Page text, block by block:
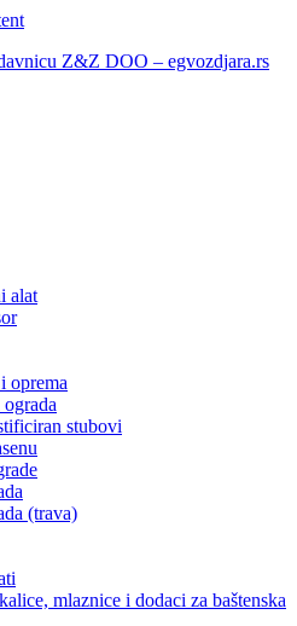
Z&Z DOO – egvozdjara.rs
alat
oprema
stubovi
(trava)
mlaznice i dodaci za baštenska